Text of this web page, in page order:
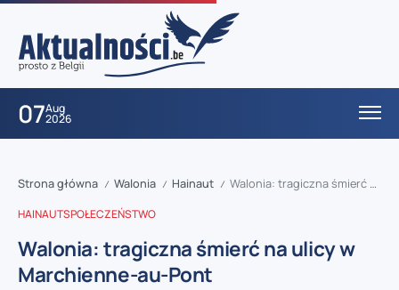
07Aug
2026
Strona główna / Walonia / Hainaut / Walonia: tragiczna śmierć na ulicy w Marchienne-au-Pont
HAINAUTSPOŁECZEŃSTWO
Walonia: tragiczna śmierć na ulicy w
Marchienne-au-Pont